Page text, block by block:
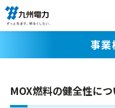
事業
MOX燃料の健全性に